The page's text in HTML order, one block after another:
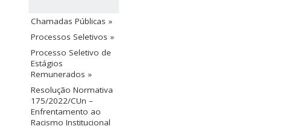
Chamadas Públicas »
Processos Seletivos »
Processo Seletivo de
Estágios
Remunerados »
Resolução Normativa
175/2022/CUn –
Enfrentamento ao
Racismo Institucional